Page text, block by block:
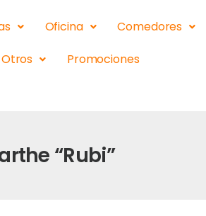
Oficina
Comedores
Otros Promociones
“Rubi”